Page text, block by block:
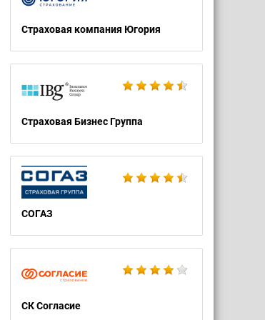
Страховая компания Югория
Страховая Бизнес Группа
СОГАЗ
СК Согласие